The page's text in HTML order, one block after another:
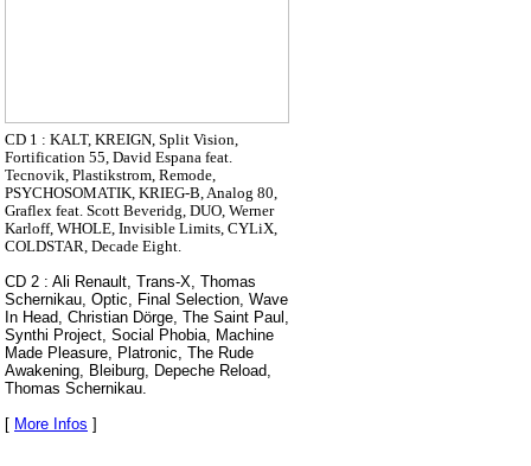
CD 1 : KALT, KREIGN, Split Vision,
Fortification 55, David Espana feat.
Tecnovik, Plastikstrom, Remode,
PSYCHOSOMATIK, KRIEG-B, Analog 80,
Graflex feat. Scott Beveridg, DUO, Werner
Karloff, WHOLE, Invisible Limits, CYLiX,
COLDSTAR, Decade Eight.
CD 2 : Ali Renault, Trans-X, Thomas
Schernikau, Optic, Final Selection, Wave
In Head, Christian Dörge, The Saint Paul,
Synthi Project, Social Phobia, Machine
Made Pleasure, Platronic, The Rude
Awakening, Bleiburg, Depeche Reload,
Thomas Schernikau.
[ More Infos ]